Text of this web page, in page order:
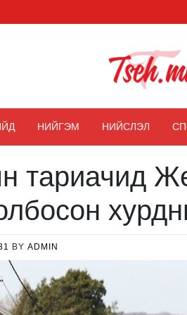
Цэх
НИЙГЭМ НИЙСЛЭЛ
тариачид
BY ADMIN